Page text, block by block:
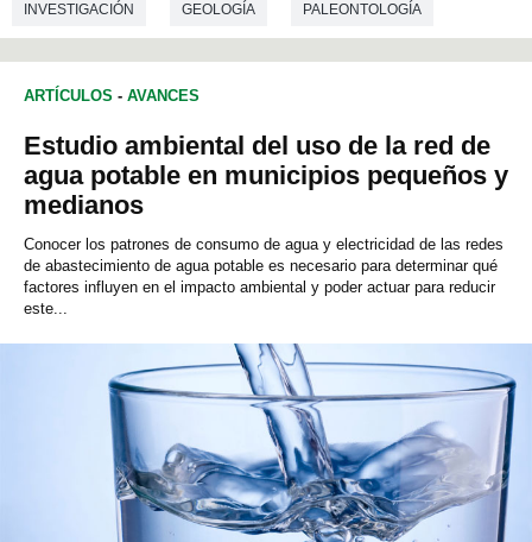
INVESTIGACIÓN GEOLOGÍA PALEONTOLOGÍA
ARTÍCULOS - AVANCES
Estudio ambiental del uso de la red de
agua potable en municipios pequeños y
medianos
Conocer los patrones de consumo de agua y electricidad de las redes
de abastecimiento de agua potable es necesario para determinar qué
factores influyen en el impacto ambiental y poder actuar para reducir
este...